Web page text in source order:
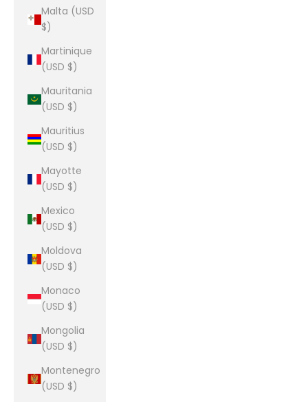
Malta (USD
$)
Martinique
(USD $)
Mauritania
(USD $)
Mauritius
(USD $)
Mayotte
(USD $)
Mexico
(USD $)
Moldova
(USD $)
Monaco
(USD $)
Mongolia
(USD $)
Montenegro
(USD $)